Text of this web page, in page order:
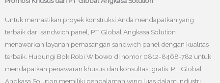
Untuk memastikan proyek konstruksi Anda mendapatkan yang
terbaik dari sandwich panel, PT Global Angkasa Solution
menawarkan layanan pemasangan sandwich panel dengan kualitas
terbaik. Hubungi Bpk Robi Wibowo di nomor 0812-8468-782 untuk
mendapatkan penawaran khusus dan konsultasi gratis. PT Global
Angkasa Solution memiliki pengalaman yang luas dalam industri